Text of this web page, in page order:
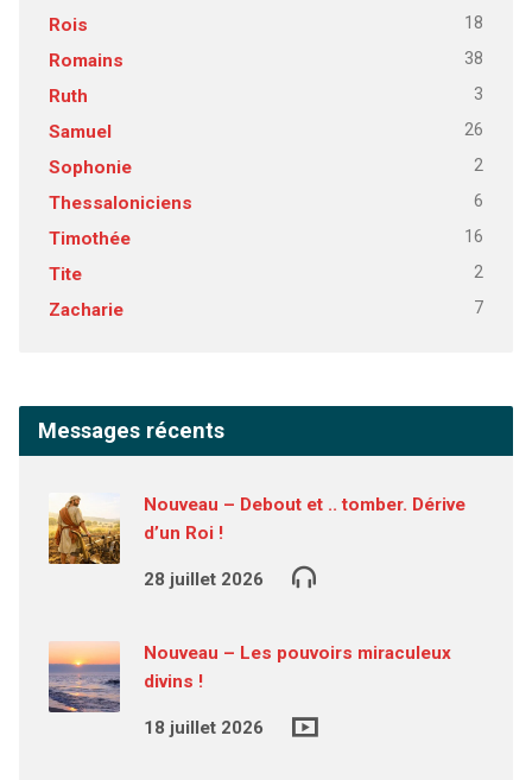
Rois 18
Romains 38
Ruth 3
Samuel 26
Sophonie 2
Thessaloniciens 6
Timothée 16
Tite 2
Zacharie 7
Messages récents
Nouveau – Debout et .. tomber. Dérive
d’un Roi !
28 juillet 2026
Nouveau – Les pouvoirs miraculeux
divins !
18 juillet 2026